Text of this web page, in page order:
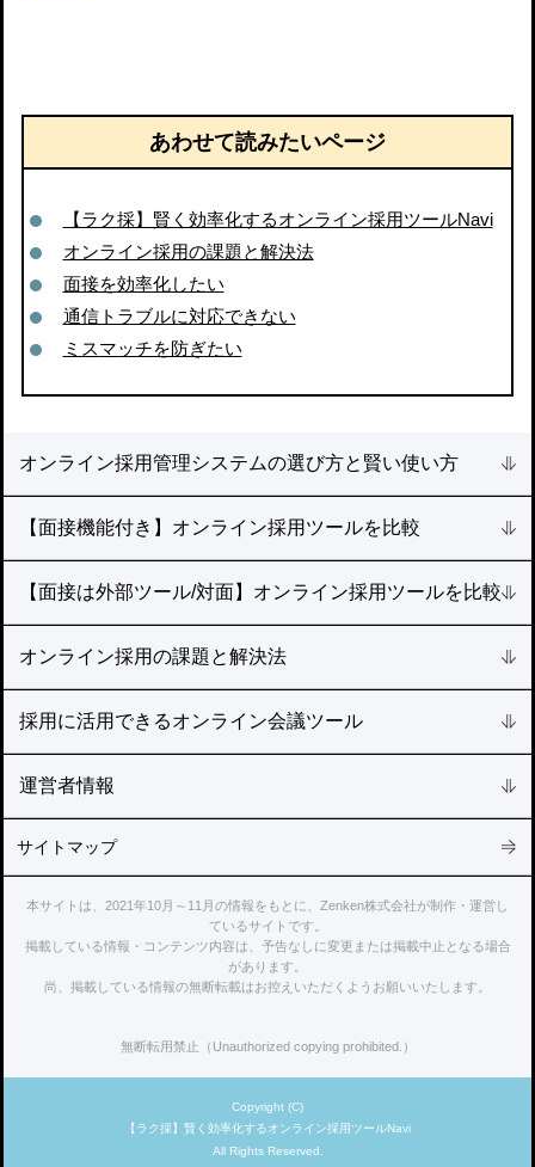
あわせて読みたいページ
【ラク採】賢く効率化するオンライン採用ツールNavi
オンライン採用の課題と解決法
面接を効率化したい
通信トラブルに対応できない
ミスマッチを防ぎたい
オンライン採用管理システムの選び方と賢い使い方
【面接機能付き】オンライン採用ツールを比較
【面接は外部ツール/対面】オンライン採用ツールを比較
オンライン採用の課題と解決法
採用に活用できるオンライン会議ツール
運営者情報
サイトマップ
本サイトは、2021年10月～11月の情報をもとに、Zenken株式会社が制作・運営し
ているサイトです。
掲載している情報・コンテンツ内容は、予告なしに変更または掲載中止となる場合
があります。
尚、掲載している情報の無断転載はお控えいただくようお願いいたします。
無断転用禁止（Unauthorized copying prohibited.）
Copyright (C)
【ラク採】賢く効率化するオンライン採用ツールNavi
All Rights Reserved.